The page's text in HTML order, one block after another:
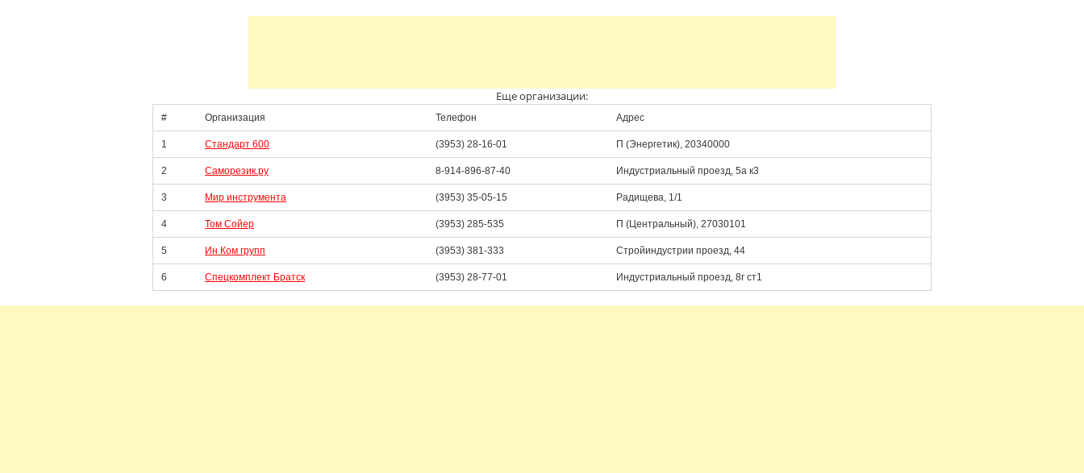
Еще организации:
# Организация Телефон Адрес
1 Стандарт 600 (3953) 28-16-01 П (Энергетик), 20340000
2 Саморезик.ру 8-914-896-87-40 Индустриальный проезд, 5а к3
3 Мир инструмента (3953) 35-05-15 Радищева, 1/1
4 Том Сойер (3953) 285-535 П (Центральный), 27030101
5 Ин Ком групп (3953) 381-333 Стройиндустрии проезд, 44
6 Спецкомплект Братск (3953) 28-77-01 Индустриальный проезд, 8г ст1